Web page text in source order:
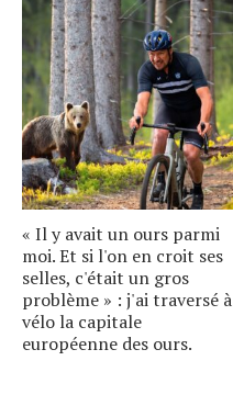
« Il y avait un ours parmi
moi. Et si l'on en croit ses
selles, c'était un gros
problème » : j'ai traversé à
vélo la capitale
européenne des ours.